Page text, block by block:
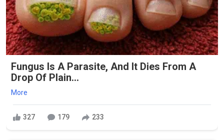
Fungus Is A Parasite, And It Dies From A
Drop Of Plain...
More
327 179 233